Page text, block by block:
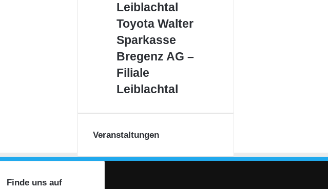
Leiblachtal
Toyota
Walter
Toyota Walter
Sparkasse
Bregenz
AG
–
Leiblachtal
Sparkasse
Bregenz AG –
Filiale
Leiblachtal
Veranstaltungen
Finde uns auf